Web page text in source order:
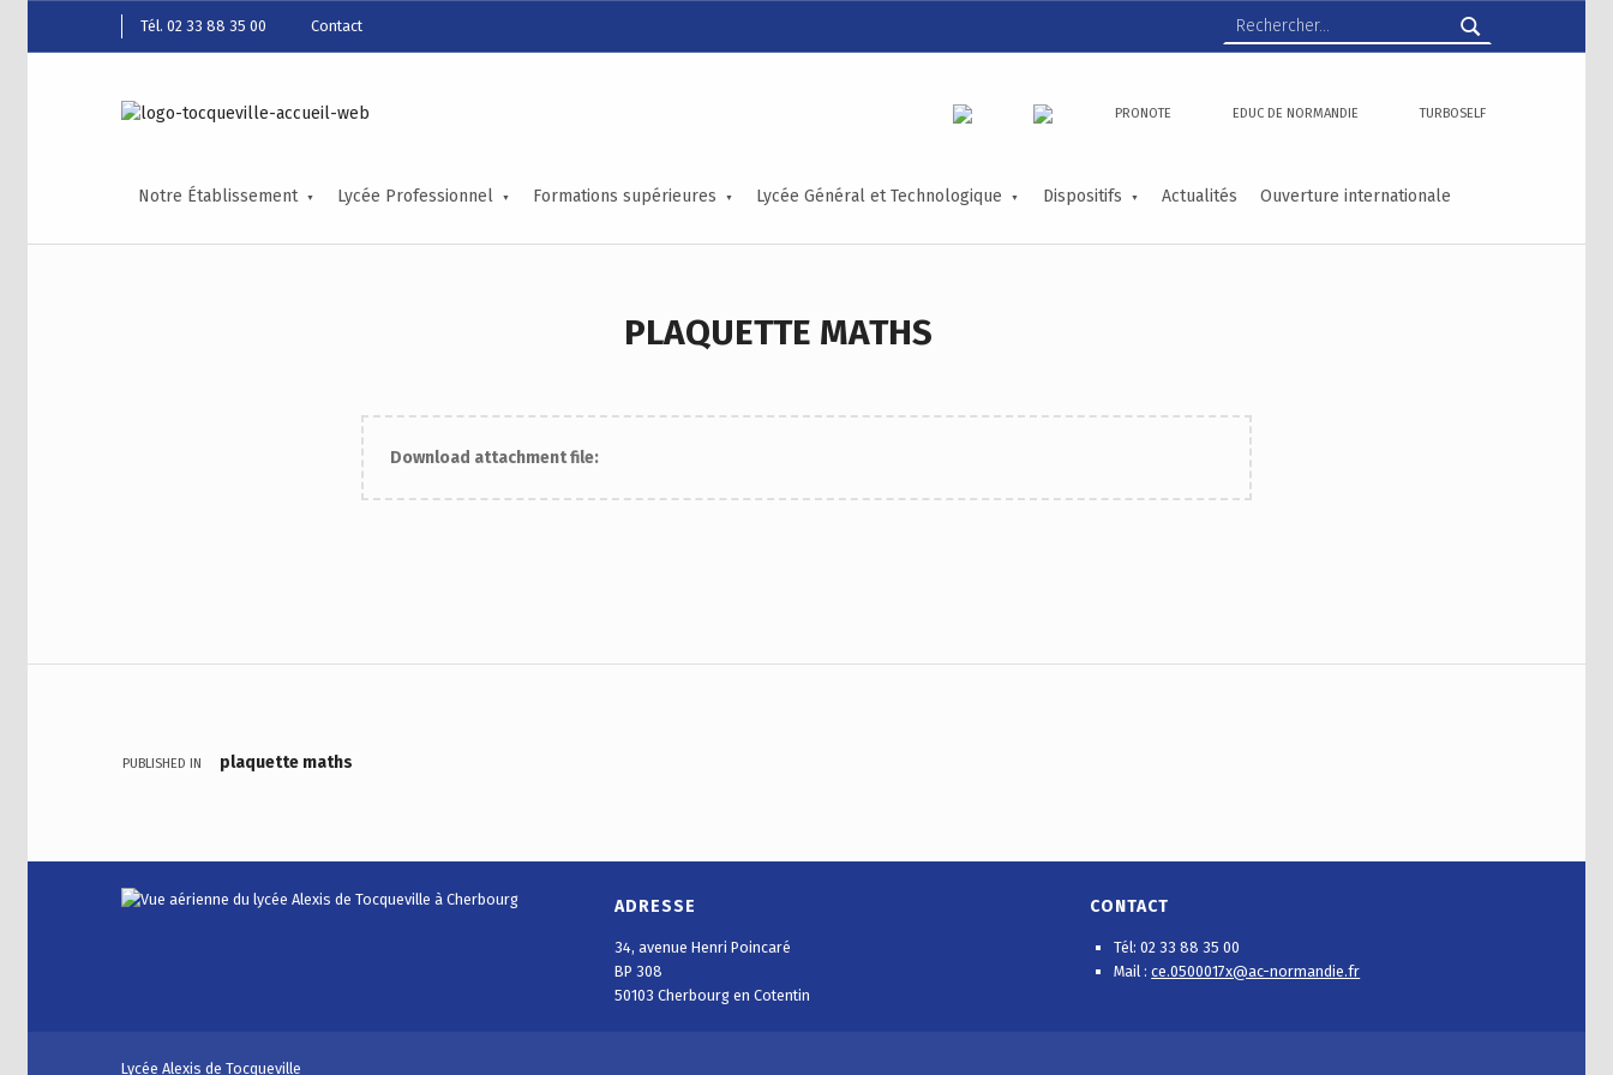
Notre Établissement Lycée Professionnel Formations supérieures Lycée Général et Technologique Dispositifs Actualités Ouverture internationale
PRONOTE EDUC DE NORMANDIE TURBOSELF
Tél. 02 33 88 35 00 Contact
PLAQUETTE MATHS
Download attachment file:
Navigation de l’article
PUBLISHED IN plaquette maths
ADRESSE
34, avenue Henri Poincaré
BP 308
50103 Cherbourg en Cotentin
CONTACT
Tél: 02 33 88 35 00
Mail :ce.0500017x@ac-normandie.fr
Lycée Alexis de Tocqueville